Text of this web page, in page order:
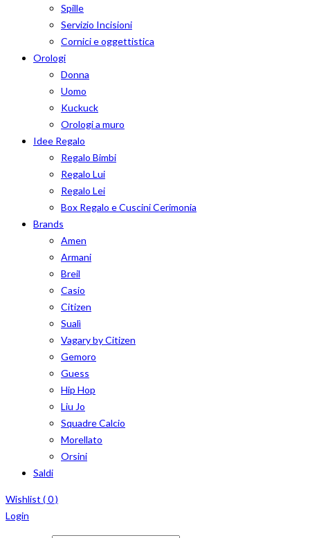
Spille
Servizio Incisioni
Cornici e oggettistica
Orologi
Donna
Uomo
Kuckuck
Orologi a muro
Idee Regalo
Regalo Bimbi
Regalo Lui
Regalo Lei
Box Regalo e Cuscini Cerimonia
Brands
Amen
Armani
Breil
Casio
Citizen
Sualì
Vagary by Citizen
Gemoro
Guess
Hip Hop
Liu Jo
Squadre Calcio
Morellato
Orsini
Saldi
Wishlist (0)
Login